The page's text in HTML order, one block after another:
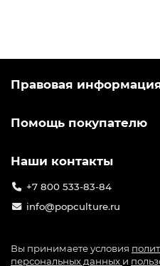
Правовая
Помощь покупателю
Наши контакты
+7 800 533-83-84
info@popculture.ru
Вы принимаете условия
персональных данных и